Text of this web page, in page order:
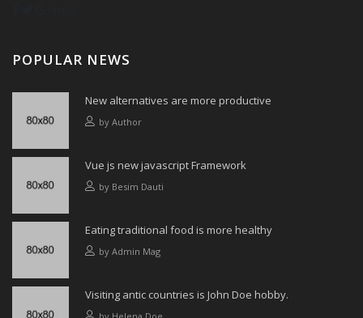
POPULAR NEWS
New alternatives are more productive
by Author
Vue js new javascript Framework
by Besim Dauti
Eating traditional food is more healthy
by Admin Mag
Visiting antic countries is John Doe hobby.